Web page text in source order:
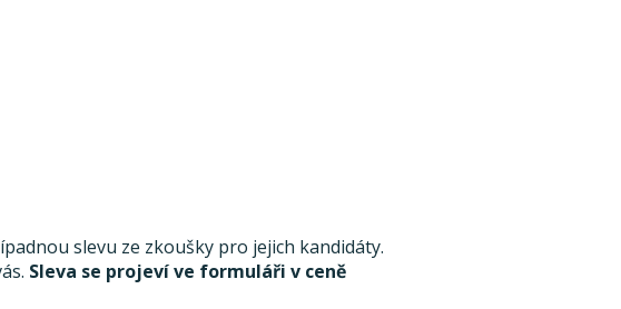
slevu ze zkoušky pro jejich kandidáty.
Sleva se projeví ve formuláři v ceně